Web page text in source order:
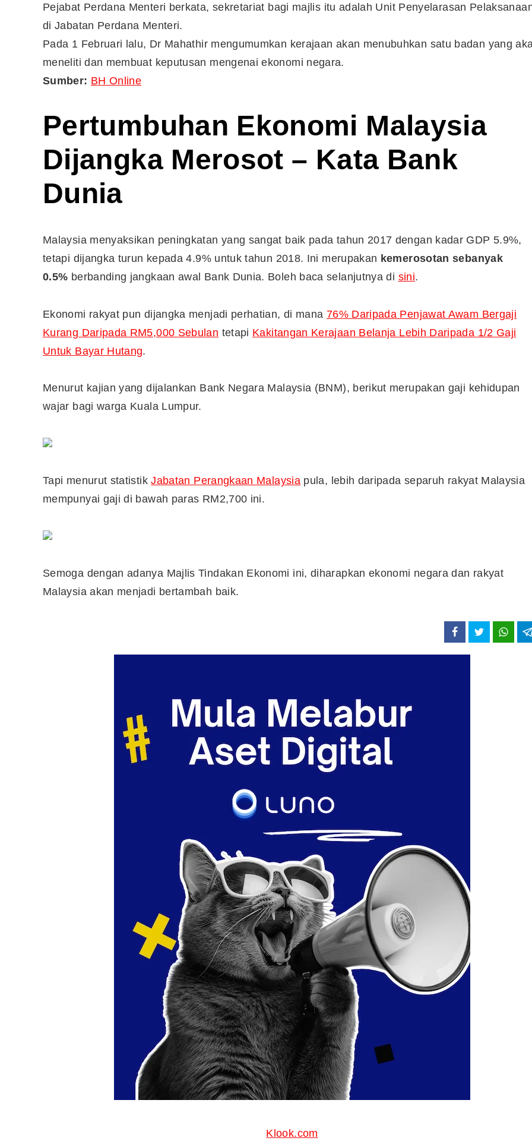
Pejabat Perdana Menteri berkata, sekretariat bagi majlis itu adalah Unit Penyelarasan
di Jabatan Perdana Menteri.
Pada 1 Februari lalu, Dr Mahathir mengumumkan kerajaan akan menubuhkan satu badan yang
meneliti dan membuat keputusan mengenai ekonomi negara.
Sumber: BH Online
Pertumbuhan Ekonomi Malaysia
Dijangka Merosot – Kata Bank
Dunia
Malaysia menyaksikan peningkatan yang sangat baik pada tahun 2017 dengan kadar GDP 5.9%,
tetapi dijangka turun kepada 4.9% untuk tahun 2018. Ini merupakan kemerosotan sebanyak
0.5% berbanding jangkaan awal Bank Dunia. Boleh baca selanjutnya di sini.
Ekonomi rakyat pun dijangka menjadi perhatian, di mana 76% Daripada Penjawat Awam Bergaji
Kurang Daripada RM5,000 Sebulan tetapi Kakitangan Kerajaan Belanja Lebih Daripada 1/2 Gaji
Untuk Bayar Hutang.
Menurut kajian yang dijalankan Bank Negara Malaysia (BNM), berikut merupakan gaji kehidupan
wajar bagi warga Kuala Lumpur.
Tapi menurut statistikJabatan Perangkaan Malaysia pula, lebih daripada separuh rakyat Malaysia
mempunyai gaji di bawah paras RM2,700 ini.
Semoga dengan adanya Majlis Tindakan Ekonomi ini, diharapkan ekonomi negara dan rakyat
Malaysia akan menjadi bertambah baik.
Klook.com
Editor Picks
Ini 15 Panduan Beginner
Perlu Tahu Tentang Pelaburan
Saham di Bursa Malaysia
Cara Buka Akaun Saham
(CDS) Maybank
10 Aplikasi Perlu Ada Dalam
Telefon Seorang Pelabur
Saham
Syarikat Yang Beri Dividen
Tertinggi Di Bursa Malaysia